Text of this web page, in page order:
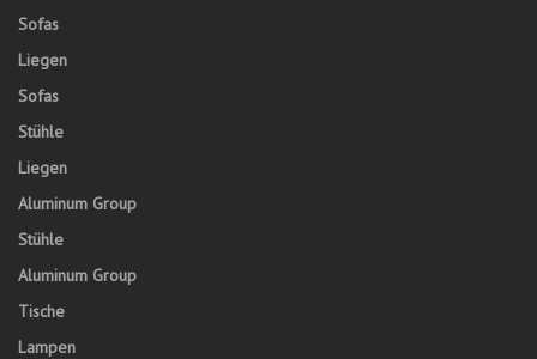
Sofas
Liegen
Sofas
Stühle
Liegen
Aluminum Group
Stühle
Aluminum Group
Tische
Lampen